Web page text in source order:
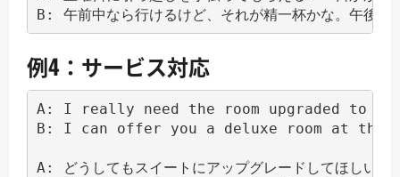
例4：サービス対応
A: I really need the room upgraded to a
B: I can offer you a deluxe room at the
A: どうしてもスイートにアップグレードしてほしいの